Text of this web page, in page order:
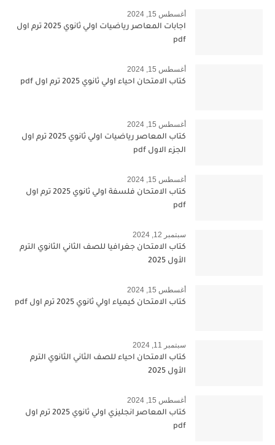
أغسطس 15, 2024
اجابات المعاصر رياضيات اولي ثانوي 2025 ترم اول
pdf
أغسطس 15, 2024
كتاب الامتحان احياء اولي ثانوي 2025 ترم اول pdf
أغسطس 15, 2024
كتاب المعاصر رياضيات اولي ثانوي 2025 ترم اول
الجزء الاول pdf
أغسطس 15, 2024
كتاب الامتحان فلسفة اولي ثانوي 2025 ترم اول
pdf
سبتمبر 12, 2024
كتاب الامتحان جغرافيا للصف الثاني الثانوي الترم
الأول 2025
أغسطس 15, 2024
كتاب الامتحان كيمياء اولي ثانوي 2025 ترم اول pdf
سبتمبر 11, 2024
كتاب الامتحان احياء للصف الثاني الثانوي الترم
الأول 2025
أغسطس 15, 2024
كتاب المعاصر انجليزي اولي ثانوي 2025 ترم اول
pdf